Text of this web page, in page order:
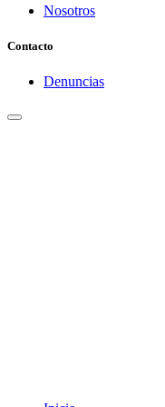
Nosotros
Contacto
Denuncias